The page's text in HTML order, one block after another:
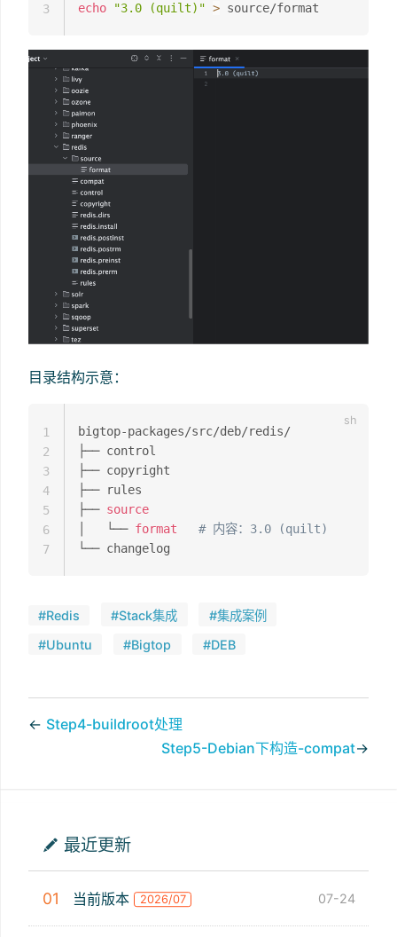
echo
"3.0 (quilt)" >
3
目录结构示意：
bigtop-packages/src/deb/redis/
├── control
├── copyright
├── rules
├── source
│   └── format
# 内容：3.0 (quilt)
1
2
3
4
5
6
7
#Redis #Stack集成
#集成案例
#Ubuntu
#Bigtop #DEB
← Step4-buildroot处理
Step5-Debian下构造-compat→
最近更新
01 当前版本 2026/07 07-24